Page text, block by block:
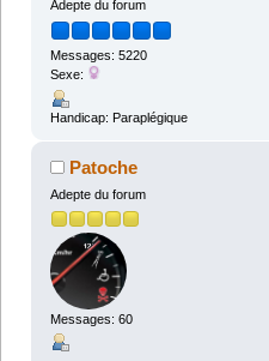
Adepte du forum
Messages: 5220
Sexe:
Handicap: Paraplégique
Patoche
Adepte du forum
Messages: 60